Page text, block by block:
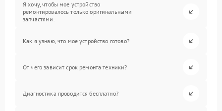
Я хочу, чтобы мое устройство
ремонтировалось только оригинальными
запчастями.
Как я узнаю, что мое устройство готово?
От чего зависит срок ремонта техники?
Диагностика проводится бесплатно?